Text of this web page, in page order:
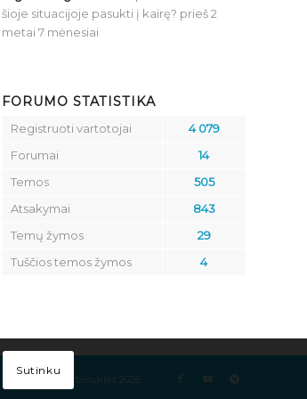
šioje situacijoje pasukti į kairę? prieš 2
metai 7 mėnesiai
FORUMO STATISTIKA
Registruoti vartotojai
4 079
Forumai
14
Temos
505
Atsakymai
843
Temų žymos
29
Tuščios temos žymos
4
Kelių eismo taisyklės 2026
Sutinku